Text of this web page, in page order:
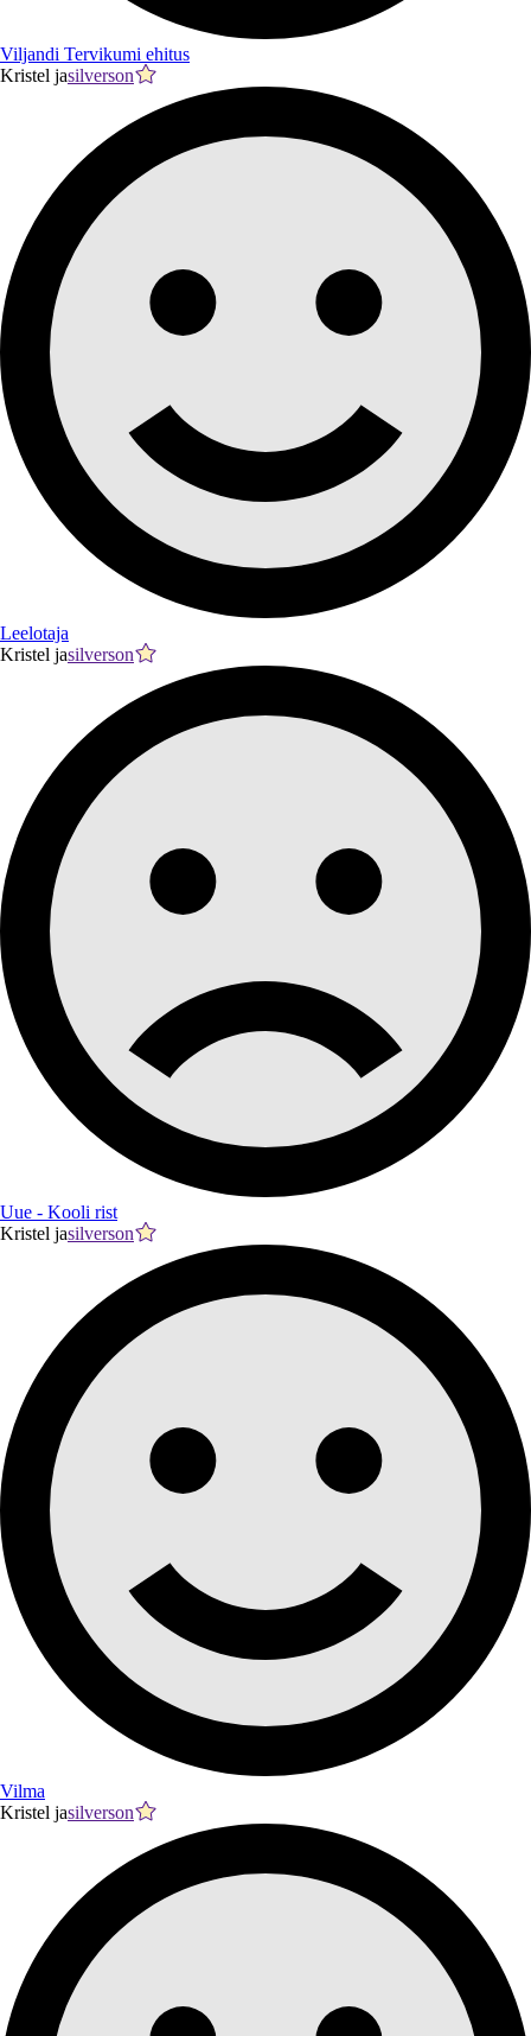
Viljandi Tervikumi ehitus
Kristel jasilverson
Leelotaja
Kristel jasilverson
Uue - Kooli rist
Kristel jasilverson
Vilma
Kristel jasilverson